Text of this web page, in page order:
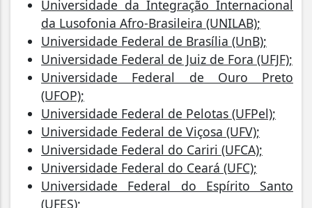
Universidade da Integração Internacional
da Lusofonia Afro-Brasileira (UNILAB);
Universidade Federal de Brasília (UnB);
Universidade Federal de Juiz de Fora (UFJF);
Universidade Federal de Ouro Preto
(UFOP);
Universidade Federal de Pelotas (UFPel);
Universidade Federal de Viçosa (UFV);
Universidade Federal do Cariri (UFCA);
Universidade Federal do Ceará (UFC);
Universidade Federal do Espírito Santo
(UFES);